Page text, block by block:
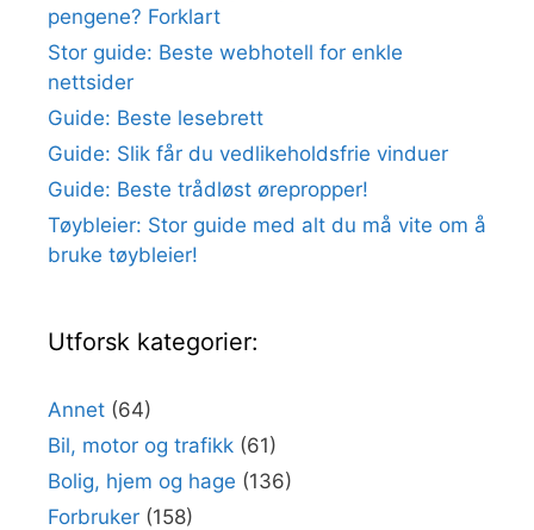
pengene? Forklart
Stor guide: Beste webhotell for enkle
nettsider
Guide: Beste lesebrett
Guide: Slik får du vedlikeholdsfrie vinduer
Guide: Beste trådløst ørepropper!
Tøybleier: Stor guide med alt du må vite om å
bruke tøybleier!
Utforsk kategorier:
Annet (64)
Bil, motor og trafikk (61)
Bolig, hjem og hage (136)
Forbruker (158)